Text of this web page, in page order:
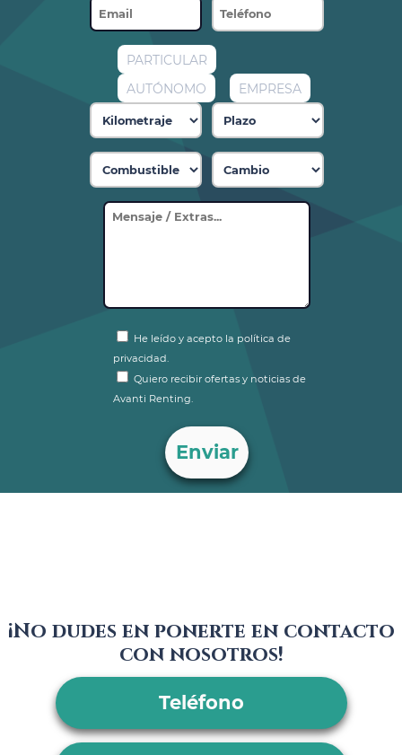
PARTICULAR
AUTÓNOMO
EMPRESA
He leído y acepto la política de
privacidad.
Quiero recibir ofertas y noticias de
Avanti Renting.
¡No dudes en ponerte en contacto
con nosotros!
Teléfono